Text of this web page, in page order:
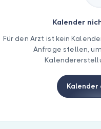
Kalender
Für den Arzt ist kein
Anfrage stellen,
Kalender